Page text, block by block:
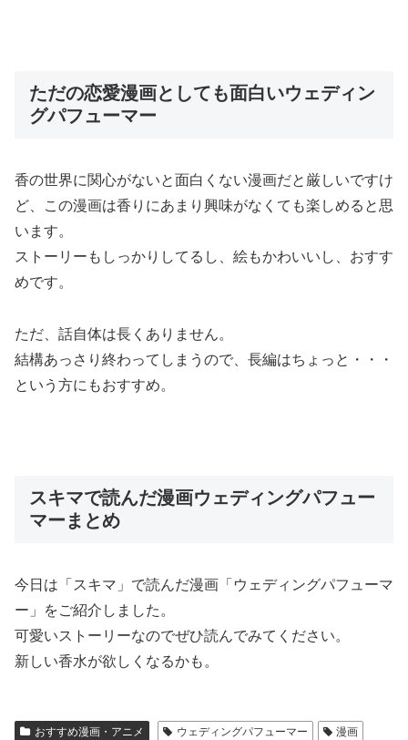
ただの恋愛漫画としても面白いウェディン
グパフューマー
香の世界に関心がないと面白くない漫画だと厳しいですけ
ど、この漫画は香りにあまり興味がなくても楽しめると思
います。
ストーリーもしっかりしてるし、絵もかわいいし、おすす
めです。
ただ、話自体は長くありません。
結構あっさり終わってしまうので、長編はちょっと・・・
という方にもおすすめ。
スキマで読んだ漫画ウェディングパフュー
マーまとめ
今日は「スキマ」で読んだ漫画「ウェディングパフューマ
ー」をご紹介しました。
可愛いストーリーなのでぜひ読んでみてください。
新しい香水が欲しくなるかも。
おすすめ漫画・アニメ ウェディングパフューマー 漫画